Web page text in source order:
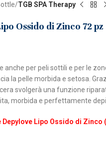
TGB SPA Therapy
Ossido di Zinco 72 pz
anche per peli sottili e per le
la pelle morbida e setosa.
svolgerà una funzione
morbida e perfettamente
Depylove Lipo Ossido di Zinco